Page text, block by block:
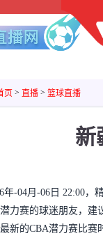
页 > 直播 > 篮球直播
新
年-04月-06日 22:00，
力赛的球迷朋友，建
新的CBA潜力赛比赛